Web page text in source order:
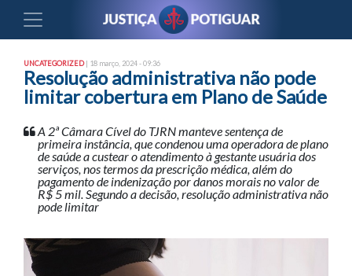
UNCATEGORIZED| 18 março, 2024 - 09:36
Resolução administrativa não pode
limitar cobertura em Plano de Saúde
A 2ª Câmara Cível do TJRN manteve sentença de
primeira instância, que condenou uma operadora de plano
de saúde a custear o atendimento à gestante usuária dos
serviços, nos termos da prescrição médica, além do
pagamento de indenização por danos morais no valor de
R$ 5 mil. Segundo a decisão, resolução administrativa não
pode limitar